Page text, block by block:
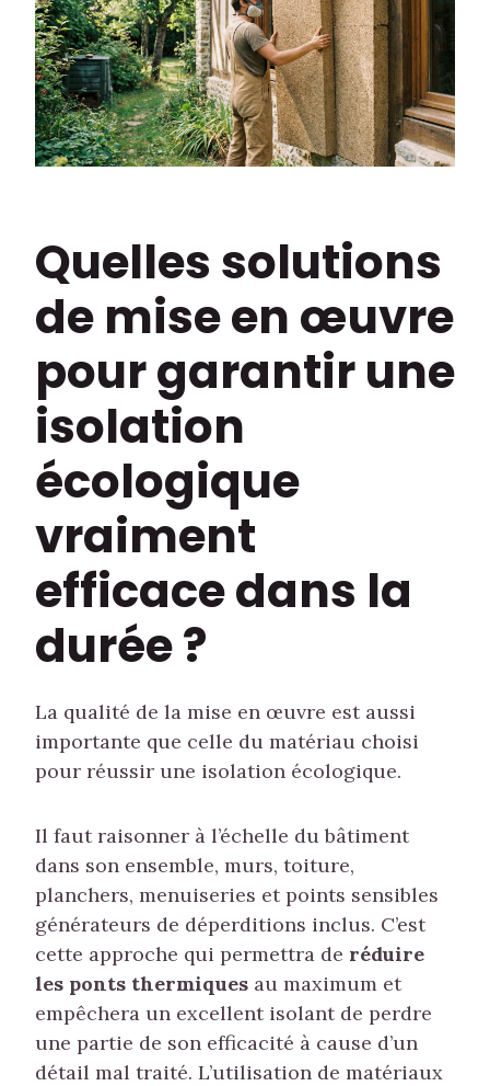
Quelles solutions
de mise en œuvre
pour garantir une
isolation
écologique
vraiment
efficace dans la
durée ?
La qualité de la mise en œuvre est aussi
importante que celle du matériau choisi
pour réussir une isolation écologique.
Il faut raisonner à l’échelle du bâtiment
dans son ensemble, murs, toiture,
planchers, menuiseries et points sensibles
générateurs de déperditions inclus. C’est
cette approche qui permettra de réduire
les ponts thermiques au maximum et
empêchera un excellent isolant de perdre
une partie de son efficacité à cause d’un
détail mal traité. L’utilisation de matériaux